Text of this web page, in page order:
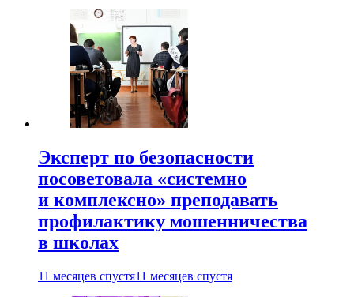
Эксперт по безопасности
посоветовала «системно
и комплексно» преподавать
профилактику мошенничества
в школах
11 месяцев спустя11 месяцев спустя